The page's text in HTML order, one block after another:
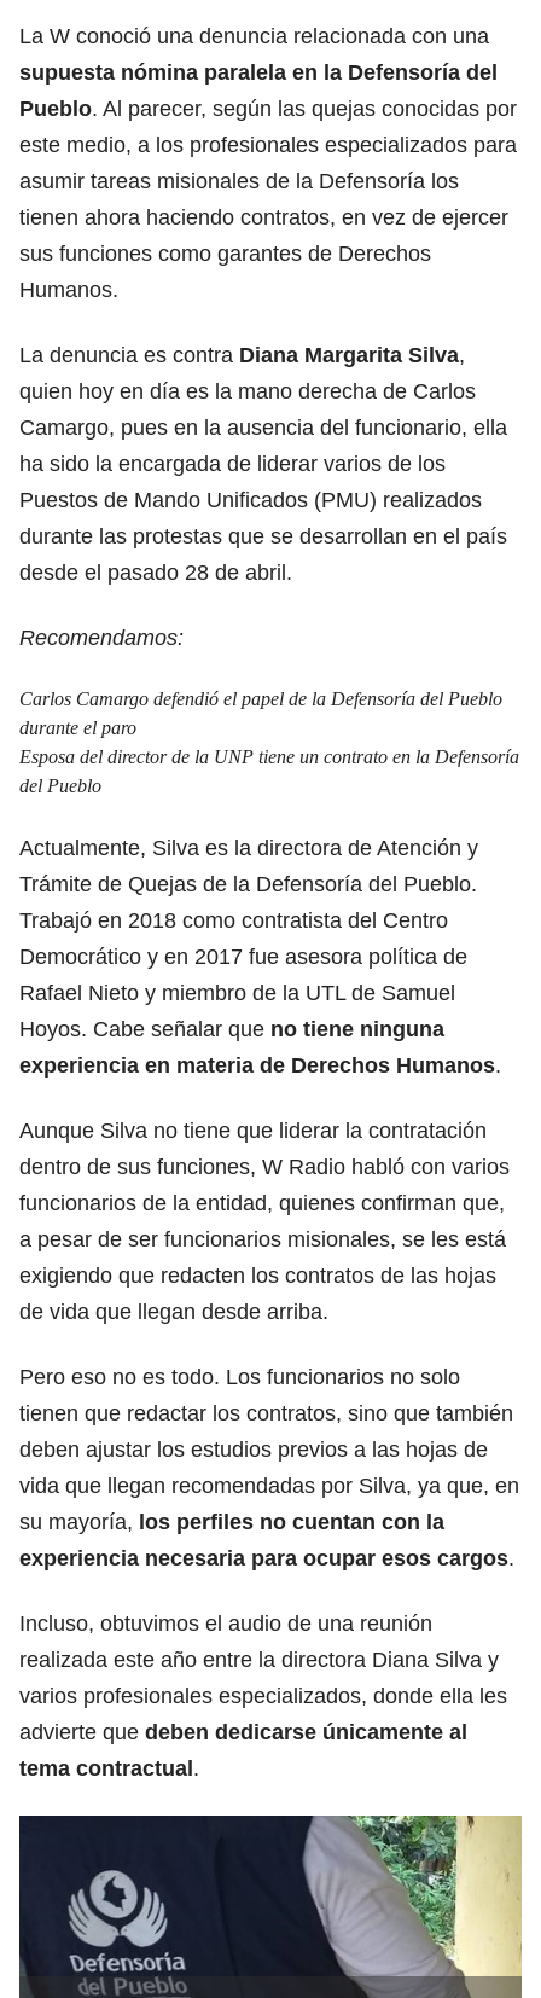
La W conoció una denuncia relacionada con una
supuesta nómina paralela en la Defensoría del
Pueblo. Al parecer, según las quejas conocidas por
este medio, a los profesionales especializados para
asumir tareas misionales de la Defensoría los
tienen ahora haciendo contratos, en vez de ejercer
sus funciones como garantes de Derechos
Humanos.
La denuncia es contra Diana Margarita Silva,
quien hoy en día es la mano derecha de Carlos
Camargo, pues en la ausencia del funcionario, ella
ha sido la encargada de liderar varios de los
Puestos de Mando Unificados (PMU) realizados
durante las protestas que se desarrollan en el país
desde el pasado 28 de abril.
Recomendamos:
Carlos Camargo defendió el papel de la Defensoría del Pueblo
durante el paro
Esposa del director de la UNP tiene un contrato en la Defensoría
del Pueblo
Actualmente, Silva es la directora de Atención y
Trámite de Quejas de la Defensoría del Pueblo.
Trabajó en 2018 como contratista del Centro
Democrático y en 2017 fue asesora política de
Rafael Nieto y miembro de la UTL de Samuel
Hoyos. Cabe señalar que no tiene ninguna
experiencia en materia de Derechos Humanos.
Aunque Silva no tiene que liderar la contratación
dentro de sus funciones, W Radio habló con varios
funcionarios de la entidad, quienes confirman que,
a pesar de ser funcionarios misionales, se les está
exigiendo que redacten los contratos de las hojas
de vida que llegan desde arriba.
Pero eso no es todo. Los funcionarios no solo
tienen que redactar los contratos, sino que también
deben ajustar los estudios previos a las hojas de
vida que llegan recomendadas por Silva, ya que, en
su mayoría, los perfiles no cuentan con la
experiencia necesaria para ocupar esos cargos.
Incluso, obtuvimos el audio de una reunión
realizada este año entre la directora Diana Silva y
varios profesionales especializados, donde ella les
advierte que deben dedicarse únicamente al
tema contractual.